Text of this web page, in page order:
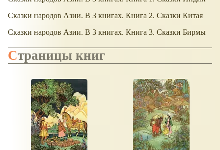
Сказки народов Азии. В 3 книгах. Книга 2. Сказки Китая
Сказки народов Азии. В 3 книгах. Книга 3. Сказки Бирмы
Страницы книг